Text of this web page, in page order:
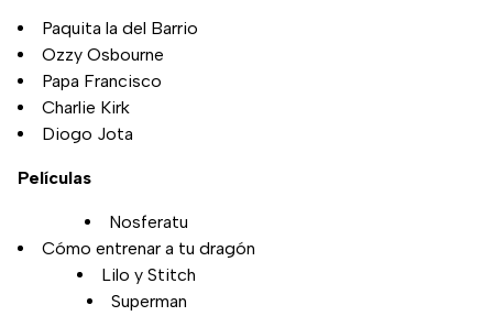
Paquita la del Barrio
Ozzy Osbourne
Papa Francisco
Charlie Kirk
Diogo Jota
Películas
Nosferatu
Cómo entrenar a tu dragón
Lilo y Stitch
Superman